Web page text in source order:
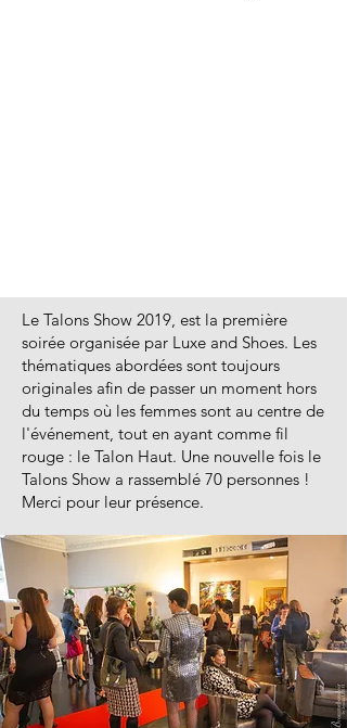
Le Talons Show 2019, est la première
soirée organisée par Luxe and Shoes. Les
thématiques abordées sont toujours
originales afin de passer un moment hors
du temps où les femmes sont au centre de
l'événement, tout en ayant comme fil
rouge : le Talon Haut. Une nouvelle fois le
Talons Show a rassemblé 70 personnes !
Merci pour leur présence.